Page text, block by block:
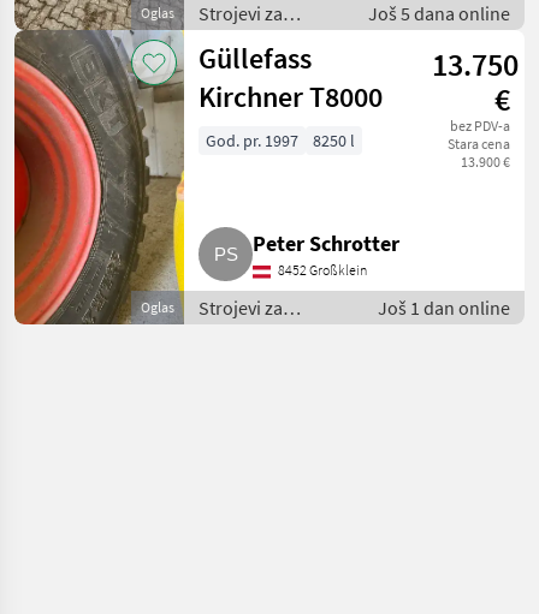
Oglas
Strojevi za
đubrenje,
gnojenje i
navodnjavanje /
Cisterne za
gnojnicu
Još 5 dana online
Oglas
Güllefass
Kirchner T8000
13.750
€
bez PDV-a
Stara cena
13.900 €
God. pr. 1997 8250 l
Peter Schrotter
8452 Großklein
Strojevi za
đubrenje, gnojenje
Još 1 dan online